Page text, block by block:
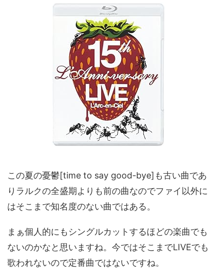
この夏の憂鬱[time to say good-bye]も古い曲であ
りラルクの全盛期よりも前の曲なのでファイ以外に
はそこまで知名度のない曲ではある。
まぁ個人的にもシングルカットするほどの楽曲でも
ないのかなと思いますね。今ではそこまでLIVEでも
歌われないので定番曲ではないですね。